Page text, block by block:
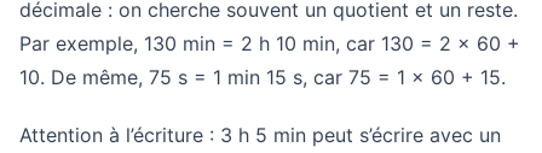
décimale : on cherche souvent un quotient et un reste.
Par exemple, 130 min = 2 h 10 min, car 130 = 2 × 60 +
10. De même, 75 s = 1 min 15 s, car 75 = 1 × 60 + 15.
Attention à l’écriture : 3 h 5 min peut s’écrire avec un